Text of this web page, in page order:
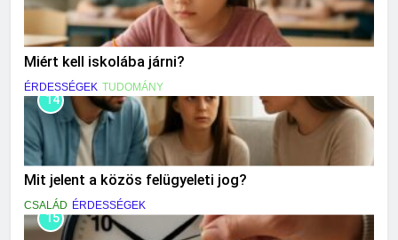
Miért kell iskolába járni?
ÉRDESSÉGEK TUDOMÁNY
14
Mit jelent a közös felügyeleti jog?
CSALÁD ÉRDESSÉGEK
15